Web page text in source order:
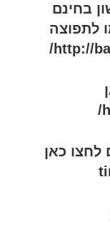
בחינם
לתפוצה
http://
לחצו כאן